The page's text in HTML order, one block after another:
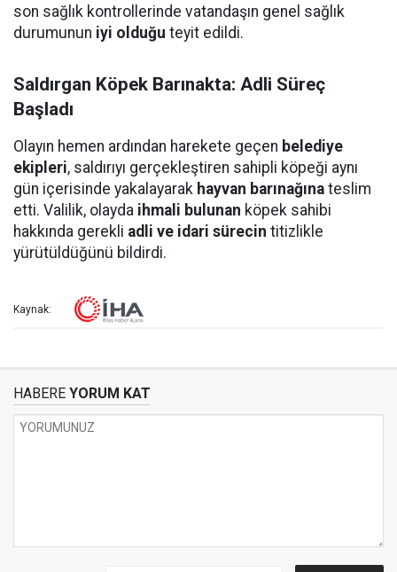
son sağlık kontrollerinde vatandaşın genel sağlık
durumunun iyi olduğu teyit edildi.
Saldırgan Köpek Barınakta: Adli Süreç
Başladı
Olayın hemen ardından harekete geçen belediye
ekipleri, saldırıyı gerçekleştiren sahipli köpeği aynı
gün içerisinde yakalayarak hayvan barınağına teslim
etti. Valilik, olayda ihmali bulunan köpek sahibi
hakkında gerekli adli ve idari sürecin titizlikle
yürütüldüğünü bildirdi.
Kaynak:
HABERE YORUM KAT